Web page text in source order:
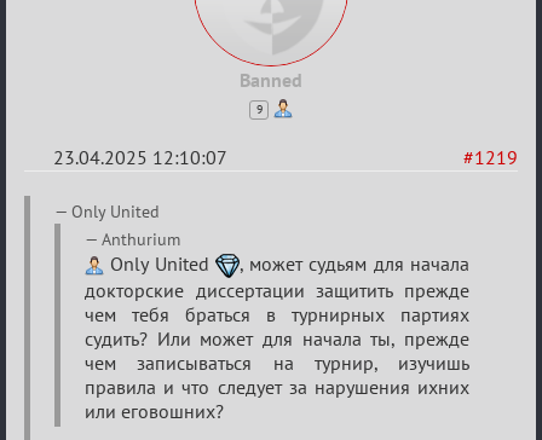
Banned
9
#1219
23.04.2025 12:10:07
Re:
Разговоры
Only United
Anthurium
Only United
, может судьям для начала
докторские диссертации защитить прежде
чем тебя браться в турнирных партиях
судить? Или может для начала ты, прежде
чем записываться на турнир, изучишь
правила и что следует за нарушения ихних
или еговошних?